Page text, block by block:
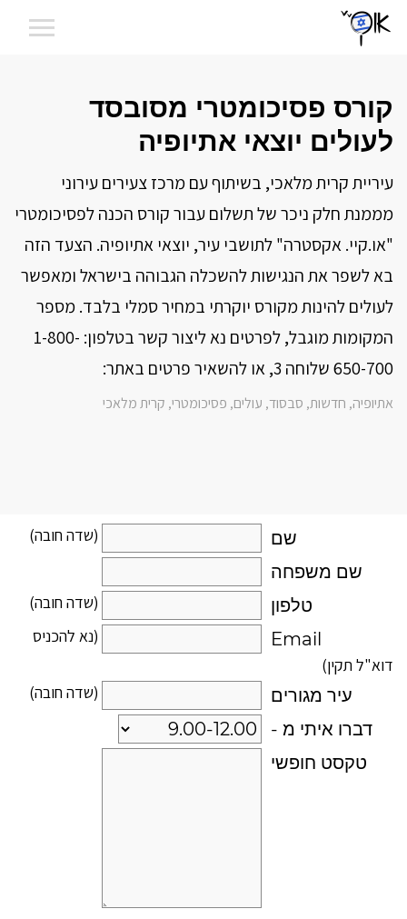
קורס פסיכומטרי מסובסד
לעולים יוצאי אתיופיה
עיריית קרית מלאכי, בשיתוף עם מרכז צעירים עירוני
מממנת חלק ניכר של תשלום עבור קורס הכנה לפסיכומטרי
"או.קיי. אקסטרה" לתושבי עיר, יוצאי אתיופיה. הצעד הזה
בא לשפר את הנגישות להשכלה הגבוהה בישראל ומאפשר
לעולים להינות מקורס יוקרתי במחיר סמלי בלבד. מספר
המקומות מוגבל, לפרטים נא ליצור קשר בטלפון: 1-800-
650-700 שלוחה 3, או להשאיר פרטים באתר:
אתיופיה, חדשות, סבסוד, עולים, פסיכומטרי, קרית מלאכי
שם (שדה חובה)
שם משפחה
טלפון
(שדה חובה)
Email
(נא להכניס
דוא"ל תקין)
עיר מגורים (שדה חובה)
דברו איתי מ -
טקסט חופשי